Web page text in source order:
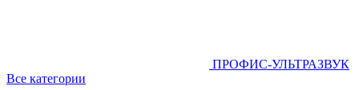
ПРОФИС-УЛЬТРАЗВУК
Все категории